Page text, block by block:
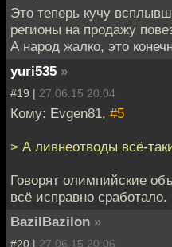
Это теперь кучу
регионы на продажу
А народ жалко, это
yuri535 »
#19 | 27.06.15 20:04
Кому: Evgen81, #5
> А ливнеотводы всё-
Говорят олимпийские
всё исправно сработало.
BazilBazilon »
#20 | 27.06.15 20:06